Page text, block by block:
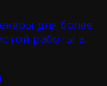
для более
работы в